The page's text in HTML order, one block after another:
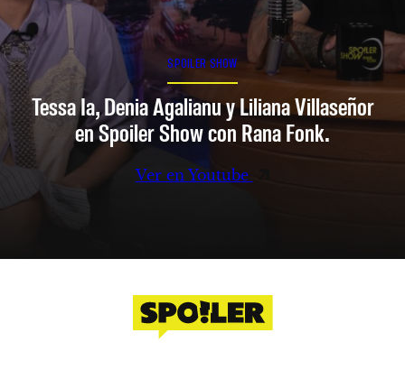
SPOILER SHOW
Tessa Ia, Denia Agalianu y Liliana Villaseñor
en Spoiler Show con Rana Fonk.
Ver en Youtube